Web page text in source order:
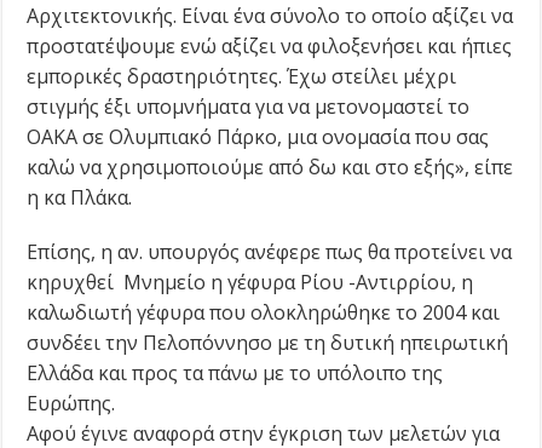
Αρχιτεκτονικής. Είναι ένα σύνολο το οποίο αξίζει να
προστατέψουμε ενώ αξίζει να φιλοξενήσει και ήπιες
εμπορικές δραστηριότητες. Έχω στείλει μέχρι
στιγμής έξι υπομνήματα για να μετονομαστεί το
ΟΑΚΑ σε Ολυμπιακό Πάρκο, μια ονομασία που σας
καλώ να χρησιμοποιούμε από δω και στο εξής», είπε
η κα Πλάκα.
Επίσης, η αν. υπουργός ανέφερε πως θα προτείνει να
κηρυχθεί Μνημείο η γέφυρα Ρίου -Αντιρρίου, η
καλωδιωτή γέφυρα που ολοκληρώθηκε το 2004 και
συνδέει την Πελοπόννησο με τη δυτική ηπειρωτική
Ελλάδα και προς τα πάνω με το υπόλοιπο της
Ευρώπης.
Αφού έγινε αναφορά στην έγκριση των μελετών για